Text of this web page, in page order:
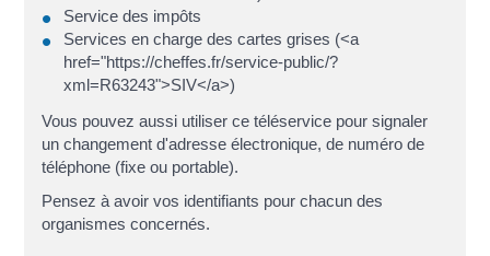
Service des impôts
Services en charge des cartes grises (<a
href="https://cheffes.fr/service-public/?
xml=R63243">SIV</a>)
Vous pouvez aussi utiliser ce téléservice pour signaler
un changement d'adresse électronique, de numéro de
téléphone (fixe ou portable).
Pensez à avoir vos identifiants pour chacun des
organismes concernés.